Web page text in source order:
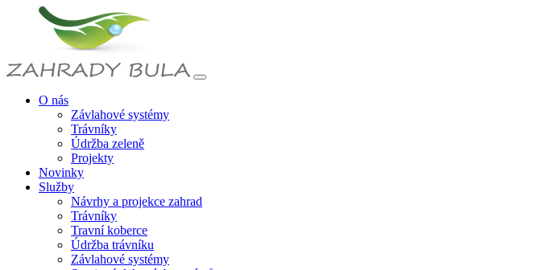
O nás
Závlahové systémy
Trávníky
Údržba zeleně
Projekty
Novinky
Služby
Návrhy a projekce zahrad
Trávníky
Travní koberce
Údržba trávníku
Závlahové systémy